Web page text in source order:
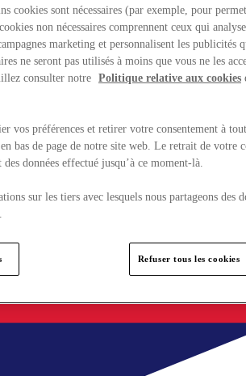
cookies sont nécessaires (par exemple, pour
non nécessaires comprennent ceux qui
marketing et personnalisent les publicités
ne seront pas utilisés à moins que vous ne les
consulter notre Politique relative aux cookies
vos préférences et retirer votre consentement à
bas de page de notre site web. Le retrait de votre
données effectué jusqu’à ce moment-là.
sur les tiers avec lesquels nous partageons des
Refuser tous les cookies